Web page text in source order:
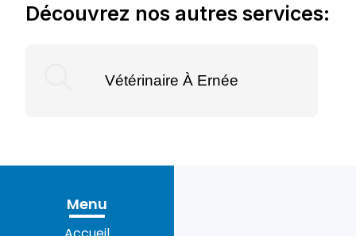
Découvrez nos autres services:
Vétérinaire À Ernée
Menu